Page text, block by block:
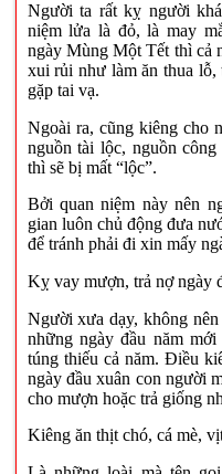
Người ta rất kỵ người
niệm lửa là đỏ, là may
ngày Mùng Một Tết thì cả
xui rủi như làm ăn thua lỗ,
gặp tai vạ.
Ngoài ra, cũng kiêng cho
nguồn tài lộc, nguồn
thì sẽ bị mất “lộc”.
Bởi quan niệm này nên
gian luôn chủ động đưa
để tránh phải đi xin mấy
Kỵ vay mượn, trả nợ ngày
Người xưa dạy, không
những ngày đầu năm
túng thiếu cả năm. Điều
ngày đầu xuân con người
cho mượn hoặc trả giống
Kiêng ăn thịt chó, cá mè,